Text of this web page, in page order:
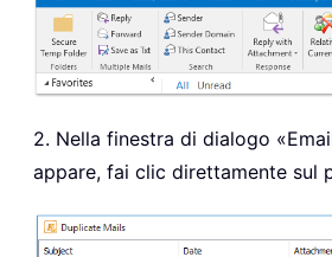
2. Nella finestra di dialogo
appare, fai clic direttamente sul